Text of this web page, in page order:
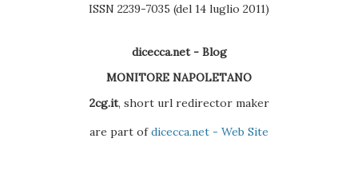
ISSN 2239-7035 (del 14 luglio 2011)
dicecca.net - Blog
MONITORE NAPOLETANO
2cg.it, short url redirector maker
are part ofdicecca.net - Web Site